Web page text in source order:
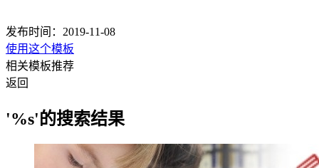
发布时间：2019-11-08
使用这个模板
相关模板推荐
返回
'%s'的搜索结果